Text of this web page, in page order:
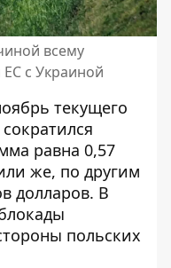
всему
ЕС с Украиной
текущего
равна 0,57
же, по другим
долларов. В
польских